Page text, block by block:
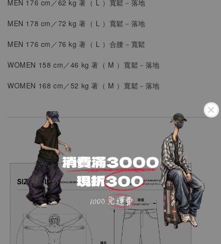
MEN 176 cm／62 kg 著（ L ）寬鬆 －落地
MEN 178 cm／72 kg 著（ L ） 寬鬆 － 落地
MEN 176 cm／76 kg 著（ L ） 合腰 －寬鬆
WOMEN 158 cm／46 kg 著（ M ）寬鬆－落地
WOMEN 168 cm／52 kg 著（ M ）寬鬆－落地